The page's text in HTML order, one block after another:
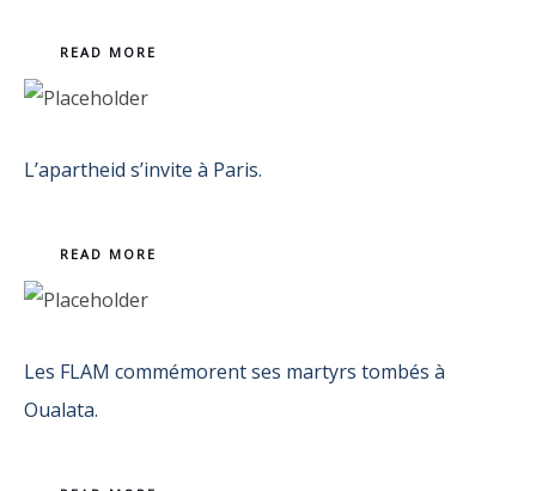
READ MORE
L’apartheid s’invite à Paris.
READ MORE
Les FLAM commémorent ses martyrs tombés à
Oualata.